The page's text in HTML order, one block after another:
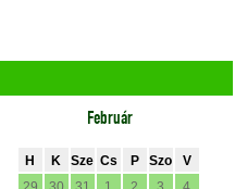
Február
H K Sze Cs P Szo
V